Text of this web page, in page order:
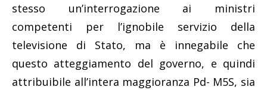
stesso un’interrogazione ai ministri
competenti per l’ignobile servizio della
televisione di Stato, ma è innegabile che
questo atteggiamento del governo, e quindi
attribuibile all’intera maggioranza Pd- M5S, sia